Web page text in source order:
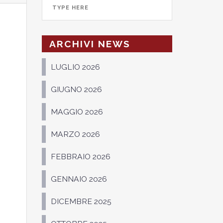
ARCHIVI NEWS
LUGLIO 2026
GIUGNO 2026
MAGGIO 2026
MARZO 2026
FEBBRAIO 2026
GENNAIO 2026
DICEMBRE 2025